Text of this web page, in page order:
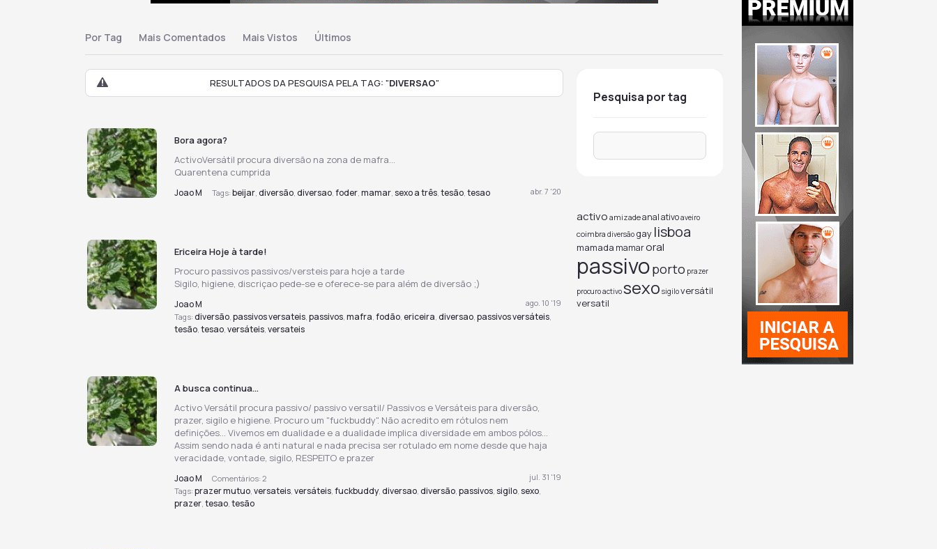
Por Tag Mais Comentados Mais Vistos Últimos
RESULTADOS DA PESQUISA PELA TAG: "DIVERSAO"
Bora agora?
ActivoVersátil procura diversão na zona de mafra...
Quarentena cumprida
Joao M abr. 7 '20
Tags: beijar, diversão, diversao, foder, mamar, sexo a três, tesão, tesao
Ericeira Hoje à tarde!
Procuro passivos passivos/versteis para hoje a tarde
Sigilo, higiene, discriçao pede-se e oferece-se para além de diversão ;)
Joao M ago. 10 '19
Tags: diversão, passivos versateis, passivos, mafra, fodão, ericeira, diversao, passivos versáteis,
tesão, tesao, versáteis, versateis
A busca continua...
Activo Versátil procura passivo/ passivo versatil/ Passivos e Versáteis para diversão,
prazer, sigilo e higiene. Procuro um "fuckbuddy". Não acredito em rótulos nem
definições... Vivemos em dualidade e a dualidade implica diversidade em ambos pólos...
Assim sendo nada é anti natural e nada precisa ser rotulado em nome desde que haja
veracidade, vontade, sigilo, RESPEITO e prazer
Joao M jul. 31 '19
Comentários: 2
Tags: prazer mutuo, versateis, versáteis, fuckbuddy, diversao, diversão, passivos, sigilo, sexo,
prazer, tesao, tesão
pesquisa por tag
activo amizadeanalativoaveiro
coimbra diversão gay lisboa
mamada mamaroral
passivoporto prazer
procuro activosexo sigiloversátil
versatil